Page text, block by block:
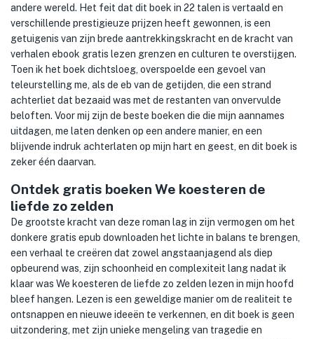
andere wereld. Het feit dat dit boek in 22 talen is vertaald en
verschillende prestigieuze prijzen heeft gewonnen, is een
getuigenis van zijn brede aantrekkingskracht en de kracht van
verhalen ebook gratis lezen grenzen en culturen te overstijgen.
Toen ik het boek dichtsloeg, overspoelde een gevoel van
teleurstelling me, als de eb van de getijden, die een strand
achterliet dat bezaaid was met de restanten van onvervulde
beloften. Voor mij zijn de beste boeken die die mijn aannames
uitdagen, me laten denken op een andere manier, en een
blijvende indruk achterlaten op mijn hart en geest, en dit boek is
zeker één daarvan.
Ontdek gratis boeken We koesteren de
liefde zo zelden
De grootste kracht van deze roman lag in zijn vermogen om het
donkere gratis epub downloaden het lichte in balans te brengen,
een verhaal te creëren dat zowel angstaanjagend als diep
opbeurend was, zijn schoonheid en complexiteit lang nadat ik
klaar was We koesteren de liefde zo zelden lezen in mijn hoofd
bleef hangen. Lezen is een geweldige manier om de realiteit te
ontsnappen en nieuwe ideeën te verkennen, en dit boek is geen
uitzondering, met zijn unieke mengeling van tragedie en